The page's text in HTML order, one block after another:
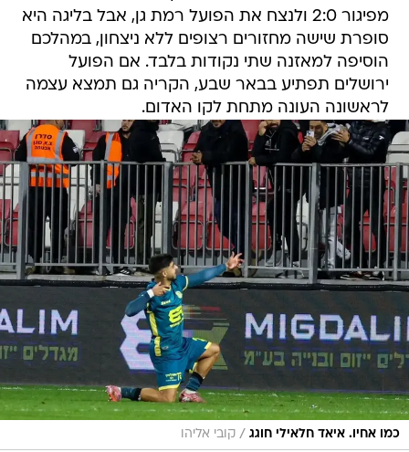
מפיגור 2:0 ולנצח את הפועל רמת גן, אבל בליגה היא
סופרת שישה מחזורים רצופים ללא ניצחון, במהלכם
הוסיפה למאזנה שתי נקודות בלבד. אם הפועל
ירושלים תפתיע בבאר שבע, הקריה גם תמצא עצמה
לראשונה העונה מתחת לקו האדום.
כמו אחיו. איאד חלאילי חוגג / קובי אליהו